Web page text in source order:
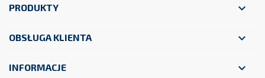
PRODUKTY 
OBSŁUGA KLIENTA 
INFORMACJE 